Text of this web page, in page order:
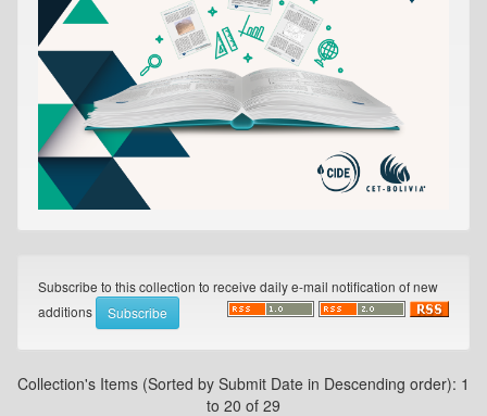
Subscribe to this collection to receive daily e-mail notification of new
additions
Collection's Items (Sorted by Submit Date in Descending order): 1
to 20 of 29